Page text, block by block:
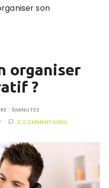
son
organiser
?
: 5MINUTES
2 COMMENTAIRES